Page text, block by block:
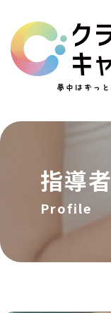
指導者
Profile